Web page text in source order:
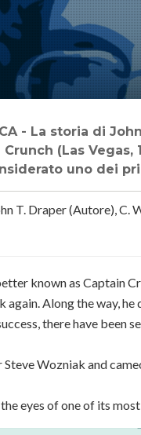
(Las
uno dei
T. Draper(Autore), C.
known as Captain
again. Along the way,
there have been
Wozniak and
eyes of one of its most